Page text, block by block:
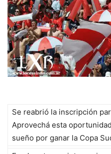
Se reabrió la inscripción
Aprovechá esta
sueño por ganar la Copa